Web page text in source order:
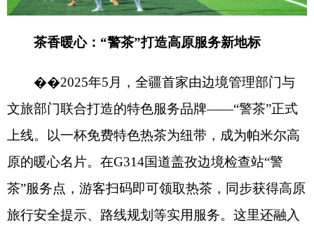
这两个案例的出圈，不仅为克州文旅品牌注入